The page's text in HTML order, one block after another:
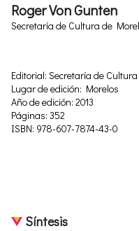
Roger Von Gunten
Secretaría de Cultura de
Editorial: Secretaría de
Lugar de edición: Morelos
Año de edición: 2013
Páginas: 352
ISBN: 978-607-7874-43-0
Síntesis